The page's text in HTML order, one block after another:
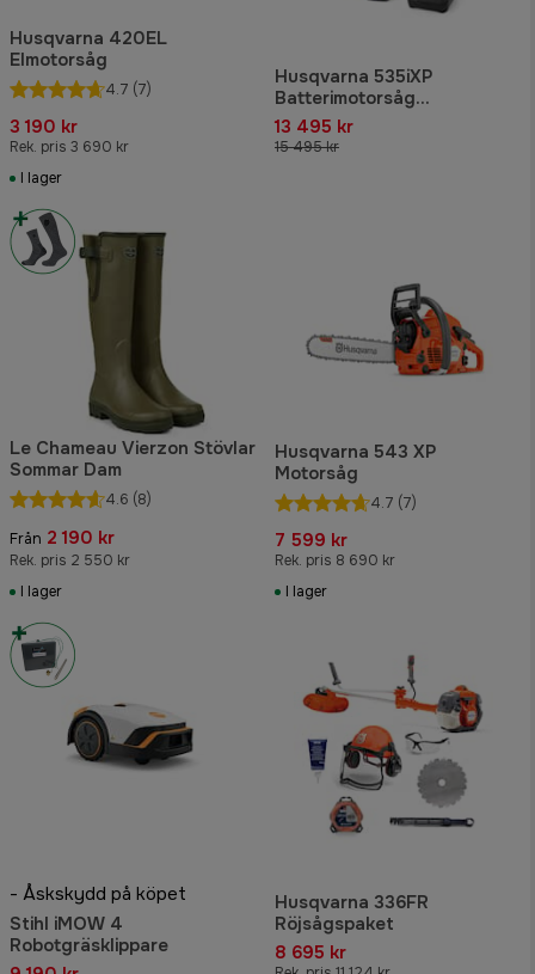
Husqvarna 420EL
Elmotorsåg
4.7 (7)
3 190 kr
Rek. pris 3 690 kr
I lager
Husqvarna 535iXP
Batterimotorsåg
Proffspaket
13 495 kr
15 495 kr
Le Chameau Vierzon Stövlar
Sommar Dam
4.6 (8)
Från 2 190 kr
Rek. pris 2 550 kr
I lager
Husqvarna 543 XP
Motorsåg
4.7 (7)
7 599 kr
Rek. pris 8 690 kr
I lager
- Åskskydd på köpet
Stihl iMOW 4
Robotgräsklippare
Husqvarna 336FR
Röjsågspaket
8 695 kr